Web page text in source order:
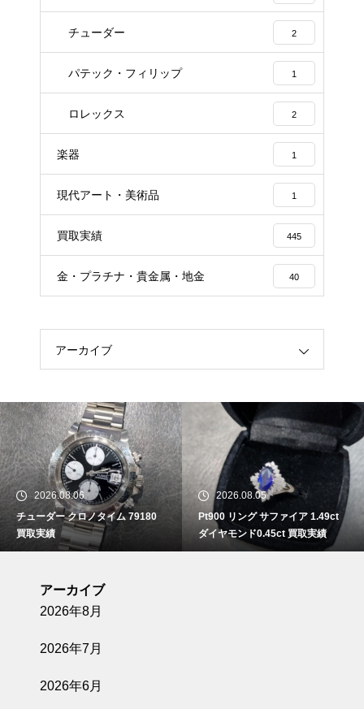
チューダー 2
パテック・フィリップ 1
ロレックス 2
楽器 1
現代アート・美術品 1
買取実績 445
金・プラチナ・貴金属・地金 40
アーカイブ
2026.08.06
チューダー クロノタイム 79180
買取実績
2026.08.05
Pt900 リング サファイア 1.49ct
ダイヤモンド0.45ct 買取実績
アーカイブ
2026年8月
2026年7月
2026年6月